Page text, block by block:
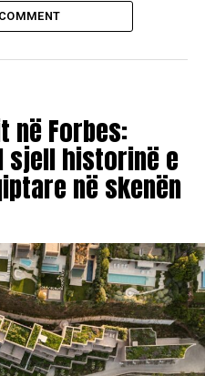
në Forbes:
sjell historinë e
në skenën